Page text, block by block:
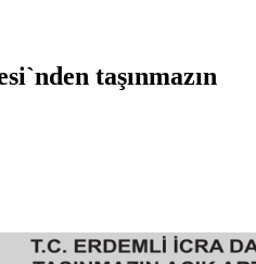
taşınmazın